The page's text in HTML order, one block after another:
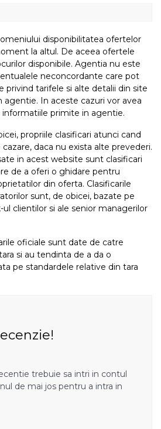
disponibilitatea ofertelor
la altul. De aceea ofertele
disponibile. Agentia nu este
neconcordante care pot
privind tarifele si alte detalii din site
In aceste cazuri vor avea
primite in agentie.
propriile clasificari atunci cand
daca nu exista alte prevederi.
in acest website sunt clasificari
de a oferi o ghidare pentru
din oferta. Clasificarile
sunt, de obicei, bazate pe
clientilor si ale senior managerilor
oficiale sunt date de catre
si au tendinta de a da o
pe standardele relative din tara
trebuie sa intri in contul
de mai jos pentru a intra in